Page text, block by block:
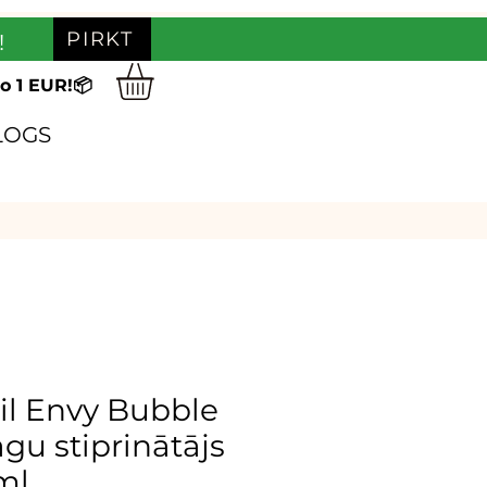
PIRKT
1 EUR!📦
Envy Bubble
stiprinātājs